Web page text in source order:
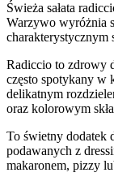
Świeża sałata
Warzywo wyróżnia
charakterystycznym
Radiccio to zdrowy
często spotykany w
delikatnym
oraz kolorowym
To świetny dodatek
podawanych z
makaronem, pizzy